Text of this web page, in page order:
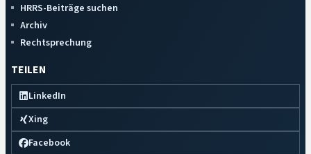
HRRS-Beiträge suchen
Archiv
Rechtsprechung
TEILEN
LinkedIn
Xing
Facebook